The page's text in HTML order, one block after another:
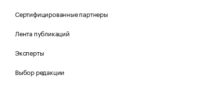
Сертифицированные партнеры
Лента публикаций
Эксперты
Выбор редакции